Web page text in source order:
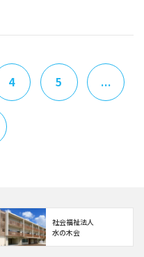
4 5 ...
社会福祉法人
水の木会